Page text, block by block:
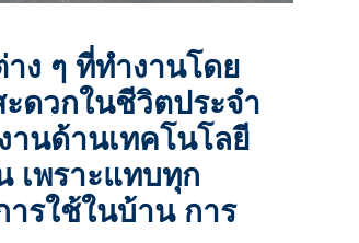
ง ๆ ที่ทำงานโดย
ดวกในชีวิตประจำ
นด้านเทคโนโลยี
เพราะแทบทุก
ารใช้ในบ้าน การ